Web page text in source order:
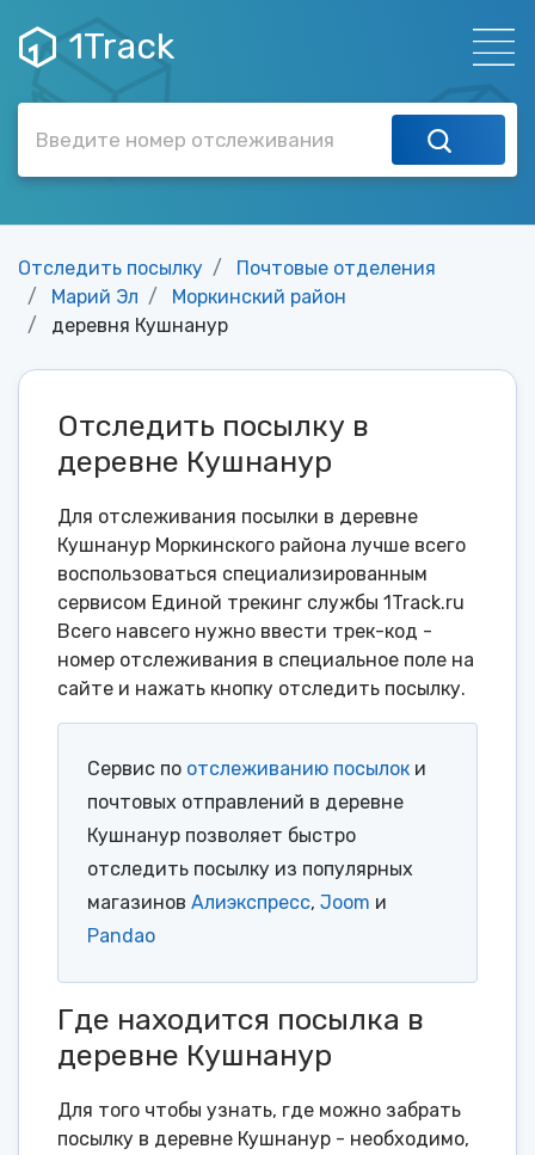
1Track
Отследить посылку
Почтовые отделения
Марий Эл
Моркинский район
деревня Кушнанур
Отследить посылку в
деревне Кушнанур
Для отслеживания посылки в деревне
Кушнанур Моркинского района лучше всего
воспользоваться специализированным
сервисом Единой трекинг службы 1Track.ru
Всего навсего нужно ввести трек-код -
номер отслеживания в специальное поле на
сайте и нажать кнопку отследить посылку.
Сервис по отслеживанию посылок и
почтовых отправлений в деревне
Кушнанур позволяет быстро
отследить посылку из популярных
магазинов Алиэкспресс, Joom и
Pandao
Где находится посылка в
деревне Кушнанур
Для того чтобы узнать, где можно забрать
посылку в деревне Кушнанур - необходимо,